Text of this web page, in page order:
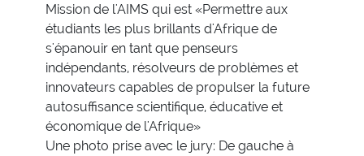
Mission de l'AIMS qui est «Permettre aux
étudiants les plus brillants d'Afrique de
s'épanouir en tant que penseurs
indépendants, résolveurs de problèmes et
innovateurs capables de propulser la future
autosuffisance scientifique, éducative et
économique de l'Afrique»
Une photo prise avec le jury: De gauche à